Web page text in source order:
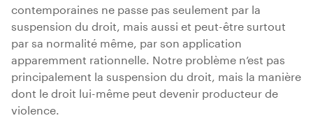
contemporaines ne passe pas seulement par la
suspension du droit, mais aussi et peut-être surtout
par sa normalité même, par son application
apparemment rationnelle. Notre problème n’est pas
principalement la suspension du droit, mais la manière
dont le droit lui-même peut devenir producteur de
violence.